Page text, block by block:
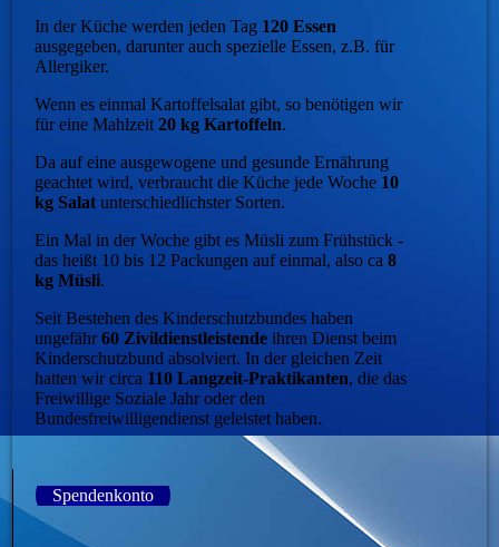
In der Küche werden jeden Tag 120 Essen
ausgegeben, darunter auch spezielle Essen, z.B. für
Allergiker.
Wenn es einmal Kartoffelsalat gibt, so benötigen wir
für eine Mahlzeit20 kg Kartoffeln.
Da auf eine ausgewogene und gesunde Ernährung
geachtet wird, verbraucht die Küche jede Woche 10
kg Salat unterschiedlichster Sorten.
Ein Mal in der Woche gibt es Müsli zum Frühstück -
das heißt 10 bis 12 Packungen auf einmal, also ca8
kg Müsli.
Seit Bestehen des Kinderschutzbundes haben
ungefähr60 Zivildienstleistende ihren Dienst beim
Kinderschutzbund absolviert. In der gleichen Zeit
hatten wir circa 110 Langzeit-Praktikanten, die das
Freiwillige Soziale Jahr oder den
Bundesfreiwilligendienst geleistet haben.
Spendenkonto